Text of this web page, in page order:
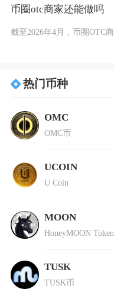
币圈otc商家还能做吗
热门币种
OMC
OMC币
UCOIN
U Coin
MOON
HoneyMOON Token
TUSK
TUSK币